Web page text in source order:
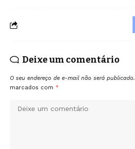
Deixe um comentário
O seu endereço de e-mail não será publicado.
marcados com *